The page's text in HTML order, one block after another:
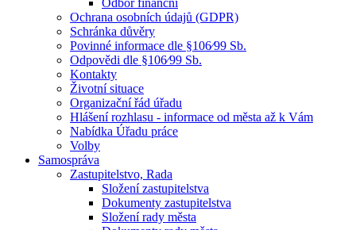
Ochrana osobních údajů (GDPR)
Schránka důvěry
Povinné informace dle §106⁄99 Sb.
Odpovědi dle §106⁄99 Sb.
Kontakty
Životní situace
Organizační řád úřadu
Hlášení rozhlasu - informace od města až k Vám
Nabídka Úřadu práce
Volby
Samospráva
Zastupitelstvo, Rada
Složení zastupitelstva
Dokumenty zastupitelstva
Složení rady města